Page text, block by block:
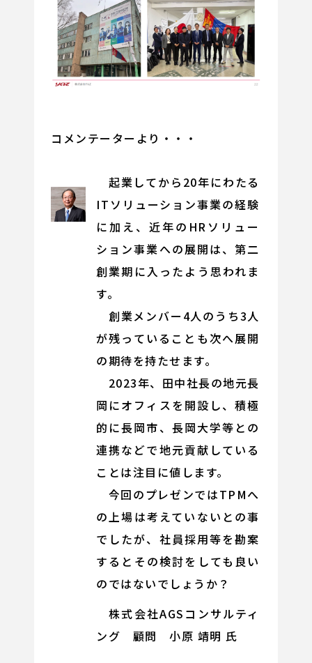
コメンテーターより・・・
起業してから20年にわたる
ITソリューション事業の経験
に加え、近年のHRソリュー
ション事業への展開は、第二
創業期に入ったよう思われま
す。
創業メンバー4人のうち3人
が残っていることも次へ展開
の期待を持たせます。
2023年、田中社長の地元長
岡にオフィスを開設し、積極
的に長岡市、長岡大学等との
連携などで地元貢献している
ことは注目に値します。
今回のプレゼンではTPMへ
の上場は考えていないとの事
でしたが、社員採用等を勘案
するとその検討をしても良い
のではないでしょうか？
株式会社AGSコンサルティ
ング 顧問 小原 靖明 氏